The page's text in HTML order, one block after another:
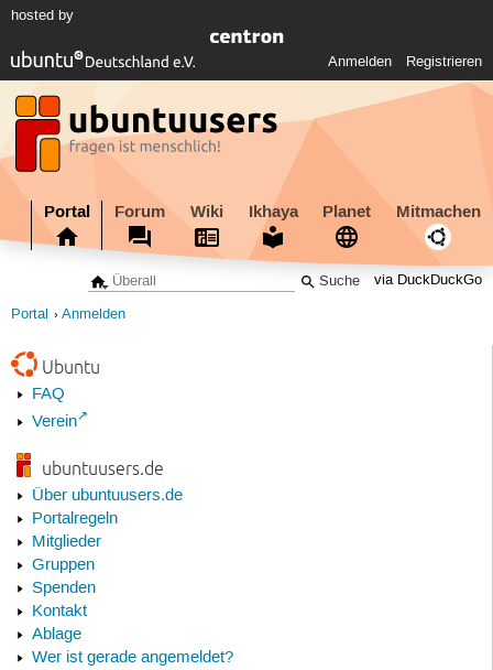
hosted by
Anmelden Registrieren
Portal Forum Wiki Ikhaya Planet Mitmachen
via DuckDuckGo
Portal Anmelden
Ubuntu
FAQ
Verein
ubuntuusers.de
Über ubuntuusers.de
Portalregeln
Mitglieder
Gruppen
Spenden
Kontakt
Ablage
Wer ist gerade angemeldet?